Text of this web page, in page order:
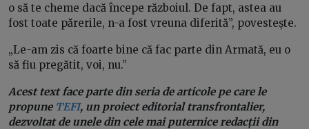
o să te cheme dacă începe războiul. De fapt, astea au
fost toate părerile, n-a fost vreuna diferită”, povestește.
„Le-am zis că foarte bine că fac parte din Armată, eu o
să fiu pregătit, voi, nu.”
Acest text face parte din seria de articole pe care le
propune TEFI, un proiect editorial transfrontalier,
dezvoltat de unele din cele mai puternice redacții din